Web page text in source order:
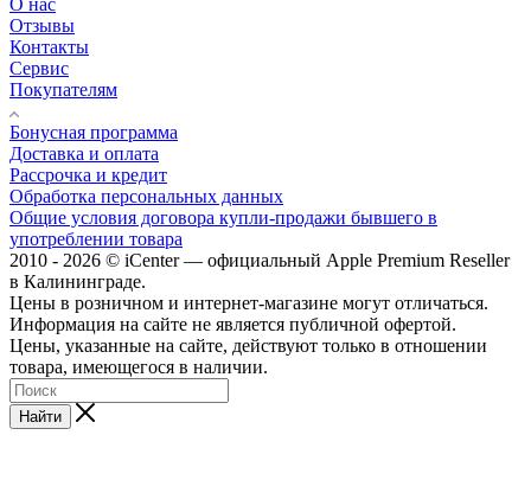
Отзывы
Контакты
Сервис
Покупателям
Бонусная программа
Доставка и оплата
Рассрочка и кредит
Обработка персональных данных
Общие условия договора купли-продажи бывшего в
употреблении товара
2010 - 2026 © iCenter — официальный Apple Premium Reseller
в Калининграде.
Цены в розничном и интернет-магазине могут отличаться.
Информация на сайте не является публичной офертой.
Цены, указанные на сайте, действуют только в отношении
товара, имеющегося в наличии.
Найти